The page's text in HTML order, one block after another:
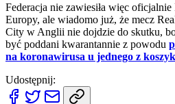
Federacja nie zawiesiła więc
Europy, ale wiadomo już, że mecz
City w Anglii nie dojdzie do skutku,
być poddani kwarantannie z powodu
na koronawirusa u jednego z
Udostępnij: